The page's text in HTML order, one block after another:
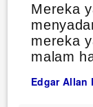
Mereka
mereka
malam
Edgar Allan